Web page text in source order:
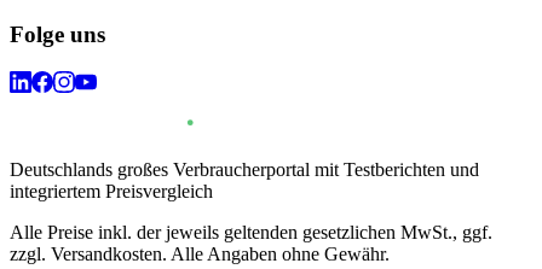
Folge uns
Deutschlands großes Verbraucherportal mit Testberichten und
integriertem Preisvergleich
Alle Preise inkl. der jeweils geltenden gesetzlichen MwSt., ggf.
zzgl. Versandkosten. Alle Angaben ohne Gewähr.